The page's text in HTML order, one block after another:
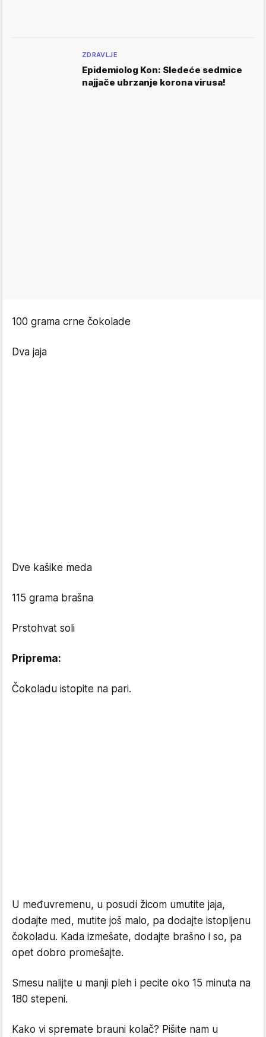
ZDRAVLJE
Epidemiolog Kon: Sledeće sedmice
najjače ubrzanje korona virusa!
100 grama crne čokolade
Dva jaja
Dve kašike meda
115 grama brašna
Prstohvat soli
Priprema:
Čokoladu istopite na pari.
U međuvremenu, u posudi žicom umutite jaja,
dodajte med, mutite još malo, pa dodajte istopljenu
čokoladu. Kada izmešate, dodajte brašno i so, pa
opet dobro promešajte.
Smesu nalijte u manji pleh i pecite oko 15 minuta na
180 stepeni.
Kako vi spremate brauni kolač? Pišite nam u